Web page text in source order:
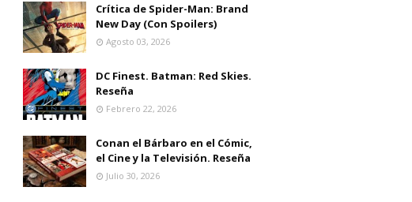
Crítica de Spider-Man: Brand
New Day (Con Spoilers)
Agosto 03, 2026
DC Finest. Batman: Red Skies.
Reseña
Febrero 22, 2026
Conan el Bárbaro en el Cómic,
el Cine y la Televisión. Reseña
Julio 30, 2026